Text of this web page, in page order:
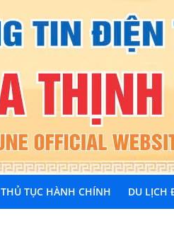
THỦ TỤC HÀNH CHÍNH DU LỊCH